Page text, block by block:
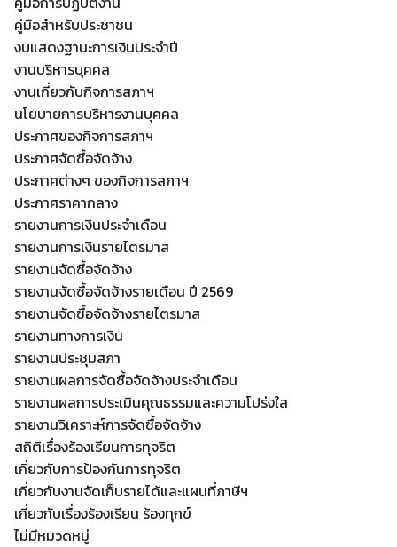
Search
for:
Search
คู่มือสำหรับประชาชน
งบแสดงฐานะการเงินประจำปี
งานบริหารบุคคล
งานเกี่ยวกับกิจการสภาฯ
นโยบายการบริหารงานบุคคล
ประกาศของกิจการสภาฯ
ประกาศจัดซื้อจัดจ้าง
ประกาศต่างๆ ของกิจการสภาฯ
ประกาศราคากลาง
รายงานการเงินประจำเดือน
รายงานการเงินรายไตรมาส
รายงานจัดซื้อจัดจ้าง
รายงานจัดซื้อจัดจ้างรายเดือน ปี 2569
รายงานจัดซื้อจัดจ้างรายไตรมาส
รายงานทางการเงิน
รายงานประชุมสภา
รายงานผลการจัดซื้อจัดจ้างประจำเดือน
รายงานผลการประเมินคุณธรรมและความโปร่งใส
รายงานวิเคราะห์การจัดซื้อจัดจ้าง
สถิติเรื่องร้องเรียนการทุจริต
เกี่ยวกับการป้องกันการทุจริต
เกี่ยวกับงานจัดเก็บรายได้และแผนที่ภาษีฯ
เกี่ยวกับเรื่องร้องเรียน ร้องทุกข์
ไม่มีหมวดหมู่